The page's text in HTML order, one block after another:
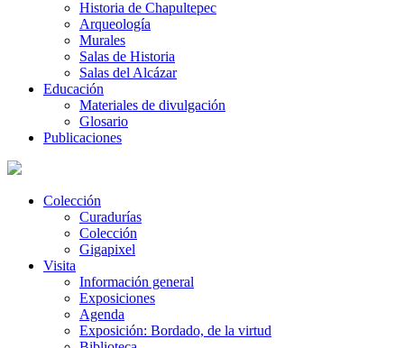
Historia de Chapultepec
Arqueología
Murales
Salas de Historia
Salas del Alcázar
Educación
Materiales de divulgación
Glosario
Publicaciones
Colección
Curadurías
Colección
Gigapixel
Visita
Información general
Exposiciones
Agenda
Exposición: Bordado, de la virtud